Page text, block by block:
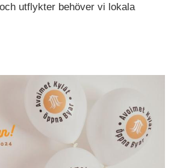
utflykter behöver vi lokala